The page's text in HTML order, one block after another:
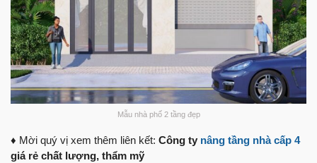
Mẫu nhà phố 2 tầng đẹp
♦ Mời quý vị xem thêm liên kết: Công ty nâng tầng nhà cấp 4
giá rẻ chất lượng, thẩm mỹ